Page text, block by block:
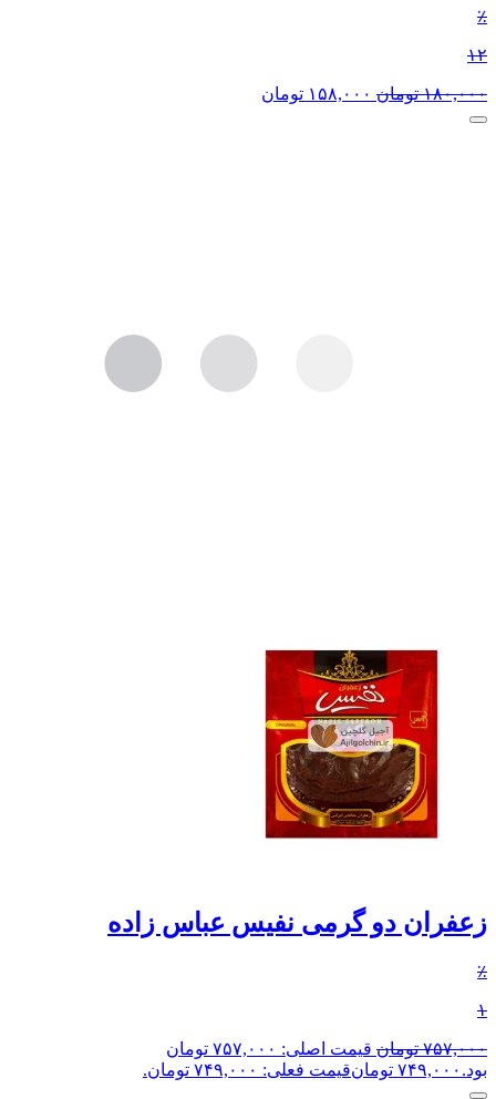
٪
۱۲
۱۸۰,۰۰۰ تومان ۱۵۸,۰۰۰ تومان
زعفران دو گرمی نفیس عباس زاده
٪
۱
۷۵۷,۰۰۰ تومان
قیمت اصلی: ۷۵۷,۰۰۰ تومان
بود. ۷۴۹,۰۰۰ تومانقیمت فعلی: ۷۴۹,۰۰۰ تومان.